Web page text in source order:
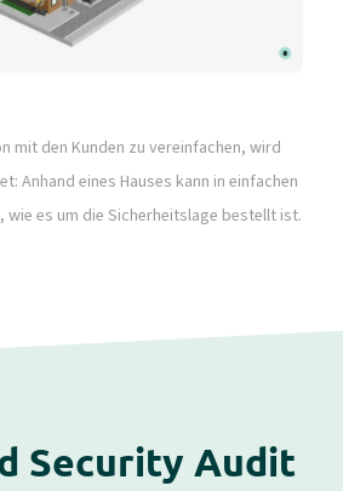
mit den Kunden zu vereinfachen, wird
Anhand eines Hauses kann in einfachen
es um die Sicherheitslage bestellt ist.
Security Audit